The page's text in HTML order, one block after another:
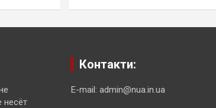
несёт
Контакти:
E-mail: admin@nua.in.ua